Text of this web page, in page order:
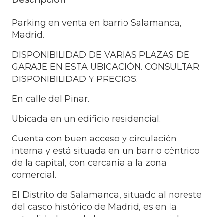
Parking en venta en barrio Salamanca,
Madrid.
DISPONIBILIDAD DE VARIAS PLAZAS DE
GARAJE EN ESTA UBICACIÓN. CONSULTAR
DISPONIBILIDAD Y PRECIOS.
En calle del Pinar.
Ubicada en un edificio residencial.
Cuenta con buen acceso y circulación
interna y está situada en un barrio céntrico
de la capital, con cercanía a la zona
comercial.
El Distrito de Salamanca, situado al noreste
del casco histórico de Madrid, es en la